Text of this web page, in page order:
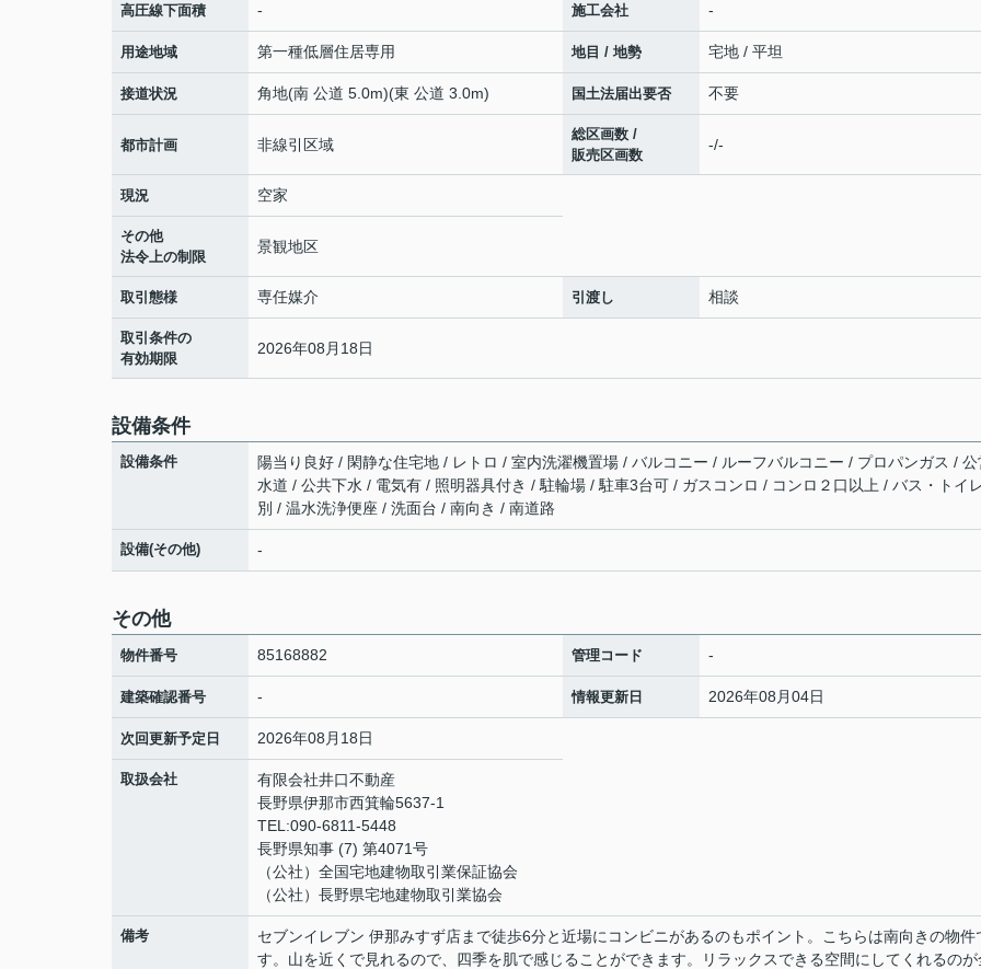
高圧線下面積 - 施工会社 -
用途地域 第一種低層住居専用 地目 / 地勢 宅地 / 平坦
接道状況 角地(南 公道 5.0m)(東 公道 3.0m) 国土法届出要否 不要
都市計画 非線引区域
総区画数 /
販売区画数
-/-
現況 空家
その他
法令上の制限
景観地区
取引態様 専任媒介 引渡し 相談
取引条件の
有効期限
2026年08月18日
設備条件
設備条件
陽当り良好 / 閑静な住宅地 / レトロ / 室内洗濯機置場 / バルコニー / ルーフバルコニー / プロパンガス / 公
水道 / 公共下水 / 電気有 / 照明器具付き / 駐輪場 / 駐車3台可 / ガスコンロ / コンロ２口以上 / バス・トイ
別 / 温水洗浄便座 / 洗面台 / 南向き / 南道路
設備(その他) -
その他
物件番号 85168882 管理コード -
建築確認番号 - 情報更新日 2026年08月04日
次回更新予定日 2026年08月18日
取扱会社
有限会社井口不動産
長野県伊那市西箕輪5637-1
TEL:090-6811-5448
長野県知事 (7) 第4071号
（公社）全国宅地建物取引業保証協会
（公社）長野県宅地建物取引業協会
備考
セブンイレブン 伊那みすず店まで徒歩6分と近場にコンビニがあるのもポイント。こちらは南向きの物件
す。山を近くで見れるので、四季を肌で感じることができます。リラックスできる空間にしてくれるのが